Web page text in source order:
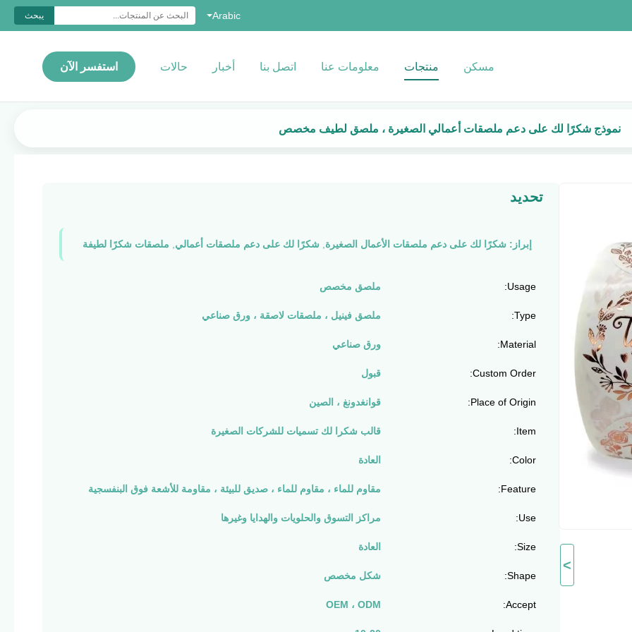
Arabic يبحث
مسكن منتجات معلومات عنا اتصل بنا أخبار حالات استفسر الآن
نموذج شكرًا لك على دعم ملصقات أعمالي الصغيرة ، ملصق لطيف مخصص
>
تحديد
إبراز: شكرًا لك على دعم ملصقات الأعمال الصغيرة شكرًا لك على دعم ملصقات أعمالي ملصقات شكرًا لطيفة
Usage: ملصق مخصص
Type: ملصق فينيل ، ملصقات لاصقة ، ورق صناعي
Material: ورق صناعي
Custom Order: قبول
Place of Origin: قوانغدونغ ، الصين
Item: قالب شكرا لك تسميات للشركات الصغيرة
Color: العادة
Feature: مقاوم للماء ، مقاوم للماء ، صديق للبيئة ، مقاومة للأشعة فوق البنفسجية
Use: مراكز التسوق والحلويات والهدايا وغيرها
Size: العادة
Shape: شكل مخصص
Accept: OEM ، ODM